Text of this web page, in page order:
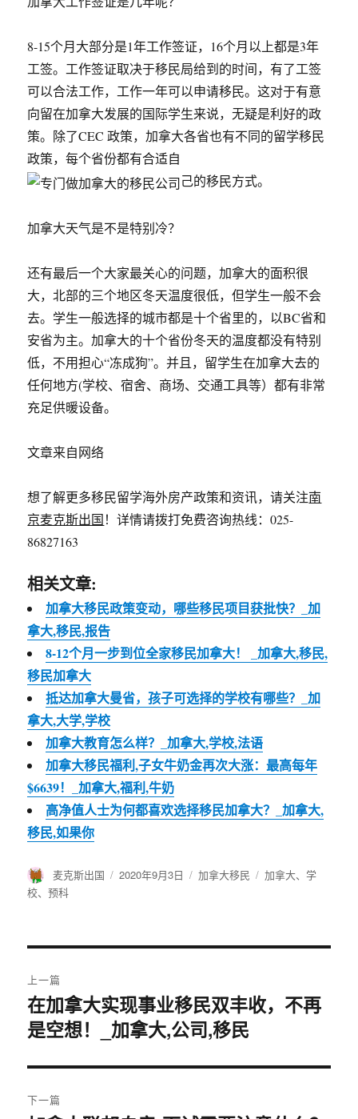
8-15个月大部分是1年工作签证，16个月以上都是3年
工签。工作签证取决于移民局给到的时间，有了工签
可以合法工作，工作一年可以申请移民。这对于有意
向留在加拿大发展的国际学生来说，无疑是利好的政
策。除了CEC 政策，加拿大各省也有不同的留学移民
政策，每个省份都有合适自
己的移民方式。
加拿大天气是不是特别冷？
还有最后一个大家最关心的问题，加拿大的面积很
大，北部的三个地区冬天温度很低，但学生一般不会
去。学生一般选择的城市都是十个省里的，以BC省和
安省为主。加拿大的十个省份冬天的温度都没有特别
低，不用担心“冻成狗”。并且，留学生在加拿大去的
任何地方(学校、宿舍、商场、交通工具等）都有非常
充足供暖设备。
文章来自网络
想了解更多移民留学海外房产政策和资讯，请关注南
京麦克斯出国！详情请拨打免费咨询热线：025-
86827163
相关文章:
加拿大移民政策变动，哪些移民项目获批快？_加
拿大,移民,报告
8-12个月一步到位全家移民加拿大！ _加拿大,移民,
移民加拿大
抵达加拿大曼省，孩子可选择的学校有哪些？_加
拿大,大学,学校
加拿大教育怎么样？_加拿大,学校,法语
加拿大移民福利,子女牛奶金再次大涨：最高每年
$6639！_加拿大,福利,牛奶
高净值人士为何都喜欢选择移民加拿大？_加拿大,
移民,如果你
作
者
麦克斯出国
发
2020年9月3日
分
加拿大移民
标
加拿大、学
校、预科
章
导
航
上一篇
上
篇
章：
在加拿大实现事业移民双丰收，不再
是空想！_加拿大,公司,移民
下一篇